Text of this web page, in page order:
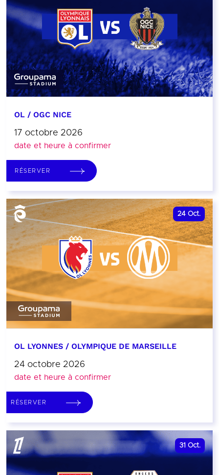
OL / OGC NICE
17 octobre 2026
date et heure à confirmer
RÉSERVER
24 Oct.
OL LYONNES / OLYMPIQUE DE MARSEILLE
24 octobre 2026
date et heure à confirmer
RÉSERVER
31 Oct.